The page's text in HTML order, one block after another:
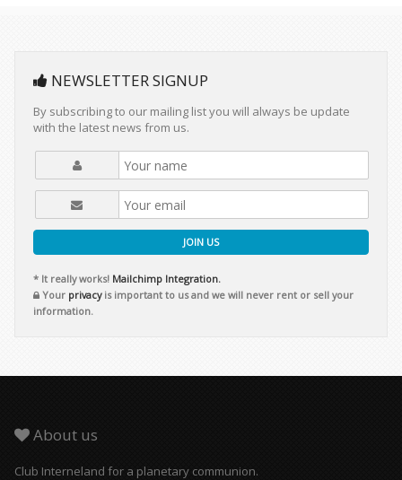
NEWSLETTER SIGNUP
By subscribing to our mailing list you will always be update
with the latest news from us.
JOIN US
* It really works! Mailchimp Integration.
Your privacyis important to us and we will never rent or sell your
information.
About us
Club Interneland for a planetary communion.